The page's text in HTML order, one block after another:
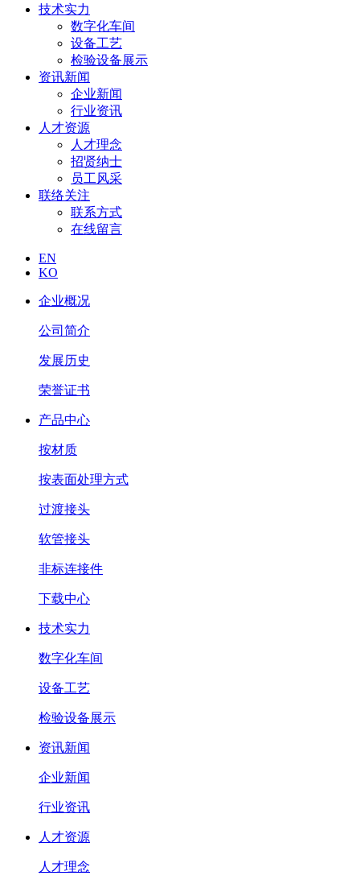
技术实力
数字化车间
设备工艺
检验设备展示
资讯新闻
企业新闻
行业资讯
人才资源
人才理念
招贤纳士
员工风采
联络关注
联系方式
在线留言
EN
KO
企业概况
公司简介
发展历史
荣誉证书
产品中心
按材质
按表面处理方式
过渡接头
软管接头
非标连接件
下载中心
技术实力
数字化车间
设备工艺
检验设备展示
资讯新闻
企业新闻
行业资讯
人才资源
人才理念